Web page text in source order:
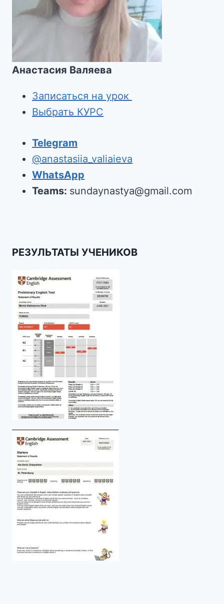
Анастасия Валяева
Записаться на урок
Выбрать КУРС
Telegram
@anastasiia_valiaieva
WhatsApp
Teams: sundaynastya@gmail.com
РЕЗУЛЬТАТЫ УЧЕНИКОВ